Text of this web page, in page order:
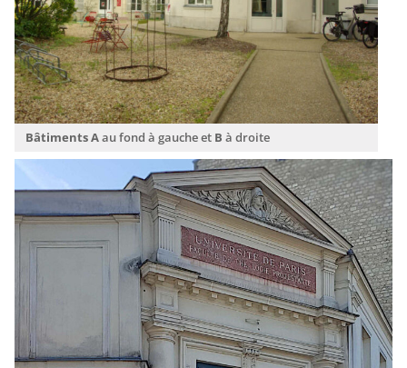
BâtimentsAau fond à gauche et B à droite